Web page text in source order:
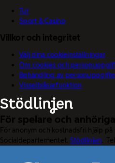
Tur
Sport & Casino
Villkor och integritet
Välj dina cookieinställningar
Om cookies och
Behandling av
Visselblåsarfunktion
För spelare och anhöriga
För anonym och kostnadsfri hjälp
Socialdepartementet. Stödlinjen.